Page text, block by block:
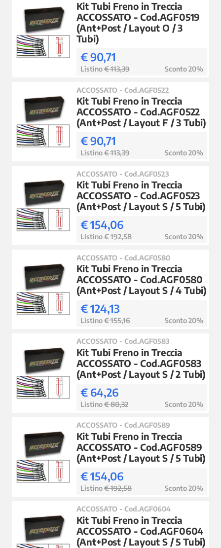
Kit Tubi Freno in Treccia
ACCOSSATO - Cod.AGF0519
(Ant+Post / Layout O / 3
Tubi)
€ 90,71
Listino€ 113,39 Sconto 20%
ACCOSSATO - Cod.AGF0522
Kit Tubi Freno in Treccia
ACCOSSATO - Cod.AGF0522
(Ant+Post / Layout F / 3 Tubi)
€ 90,71
Listino€ 113,39 Sconto 20%
ACCOSSATO - Cod.AGF0523
Kit Tubi Freno in Treccia
ACCOSSATO - Cod.AGF0523
(Ant+Post / Layout S / 5 Tubi)
€ 154,06
Listino€ 192,58 Sconto 20%
ACCOSSATO - Cod.AGF0580
Kit Tubi Freno in Treccia
ACCOSSATO - Cod.AGF0580
(Ant+Post / Layout S / 4 Tubi)
€ 124,13
Listino€ 155,16 Sconto 20%
ACCOSSATO - Cod.AGF0583
Kit Tubi Freno in Treccia
ACCOSSATO - Cod.AGF0583
(Ant+Post / Layout S / 2 Tubi)
€ 64,26
Listino€ 80,32 Sconto 20%
ACCOSSATO - Cod.AGF0589
Kit Tubi Freno in Treccia
ACCOSSATO - Cod.AGF0589
(Ant+Post / Layout S / 5 Tubi)
€ 154,06
Listino€ 192,58 Sconto 20%
ACCOSSATO - Cod.AGF0604
Kit Tubi Freno in Treccia
ACCOSSATO - Cod.AGF0604
(Ant+Post / Layout S / 5 Tubi)